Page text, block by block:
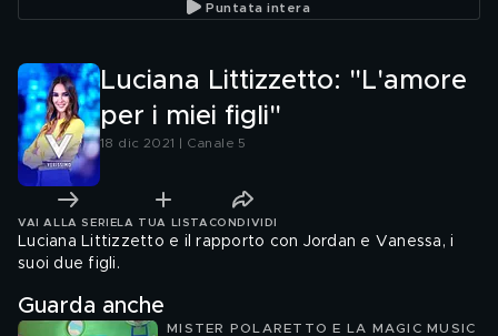
Puntata intera
Luciana Littizzetto: "L'amore
per i miei figli"
18 dic 2021 | Canale 5
VAI ALLA SERIE LA TUA LISTA CONDIVIDI
Luciana Littizzetto e il rapporto con Jordan e Vanessa, i
suoi due figli.
Guarda anche
MISTER POLARETTO E LA MAGIC MUSIC